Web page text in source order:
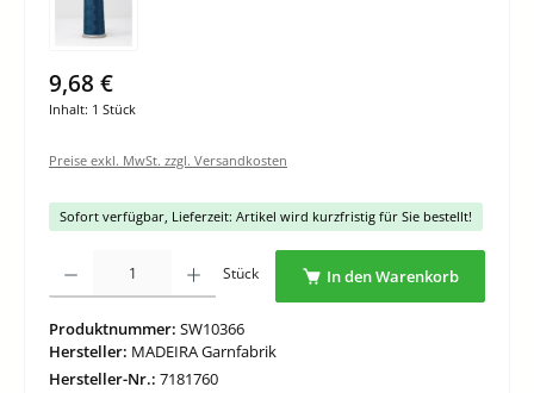
9,68 €
Inhalt: 1 Stück
Preise exkl. MwSt. zzgl. Versandkosten
Sofort verfügbar, Lieferzeit: Artikel wird kurzfristig für Sie bestellt!
Produkt Anzahl: Gib den gewünschten Wert ein oder benutze die Schaltflächen um
Stück In den Warenkorb
Produktnummer: SW10366
Hersteller: MADEIRA Garnfabrik
Hersteller-Nr.: 7181760